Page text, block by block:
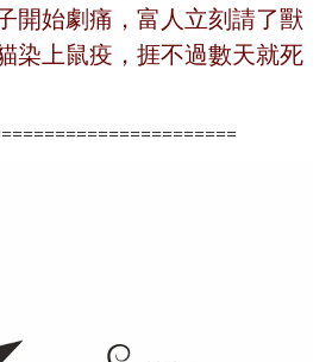
開始劇痛，富人立刻請了獸
染上鼠疫，捱不過數天就死